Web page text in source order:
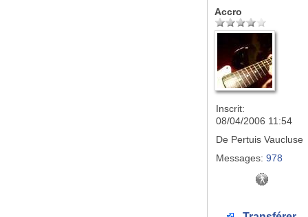
Accro
Inscrit:
08/04/2006 11:54
De Pertuis Vaucluse
Messages: 978